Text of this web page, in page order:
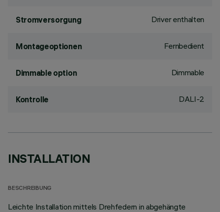
Stromversorgung Driver enthalten
Montageoptionen Fernbedient
Dimmable option Dimmable
Kontrolle DALI-2
INSTALLATION
BESCHREIBUNG
Leichte Installation mittels Drehfedern in abgehängte